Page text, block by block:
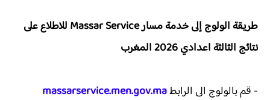
طريقة الولوج إلى خدمة مسار Massar Service للاطلاع على
نتائج الثالثة اعدادي 2026 المغرب
- قم بالولوج الى الرابطmassarservice.men.gov.ma